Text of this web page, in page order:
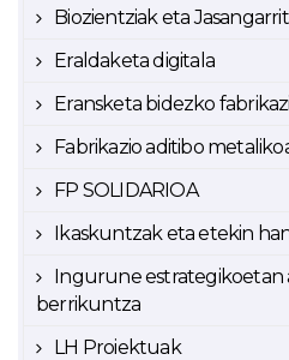
Biozientziak eta
Eraldaketa digitala
Eransketa bidezko
Fabrikazio aditibo
FP SOLIDARIOA
Ikaskuntzak eta etekin
Ingurune estrategikoetan
berrikuntza
LH Proiektuak